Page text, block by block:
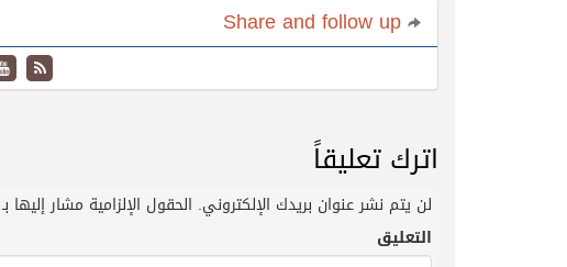
اترك تعليقاً
لن يتم نشر عنوان بريدك الإلكتروني. الحقول الإلزامية مشار إليها بـ
التعليق